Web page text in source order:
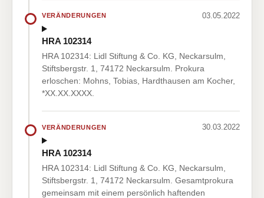
VERÄNDERUNGEN 03.05.2022
HRA 102314
HRA 102314: Lidl Stiftung & Co. KG, Neckarsulm,
Stiftsbergstr. 1, 74172 Neckarsulm. Prokura
erloschen: Mohns, Tobias, Hardthausen am Kocher,
*XX.XX.XXXX.
VERÄNDERUNGEN 30.03.2022
HRA 102314
HRA 102314: Lidl Stiftung & Co. KG, Neckarsulm,
Stiftsbergstr. 1, 74172 Neckarsulm. Gesamtprokura
gemeinsam mit einem persönlich haftenden